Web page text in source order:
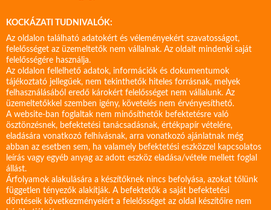
KOCKÁZATI TUDNIVALÓK:
Az oldalon található adatokért és véleményekért szavatosságot,
felelősséget az üzemeltetők nem vállalnak. Az oldalt mindenki saját
felelősségére használja.
Az oldalon fellelhető adatok, információk és dokumentumok
tájékoztató jellegűek, nem tekinthetők hiteles forrásnak, melyek
felhasználásából eredő károkért felelősséget nem vállalunk. Az
üzemeltetőkkel szemben igény, követelés nem érvényesíthető.
A website-ban foglaltak nem minősíthetők befektetésre való
ösztönzésnek, befektetési tanácsadásnak, értékpapír vételére,
eladására vonatkozó felhívásnak, arra vonatkozó ajánlatnak még
abban az esetben sem, ha valamely befektetési eszközzel kapcsolatos
leírás vagy egyéb anyag az adott eszköz eladása/vétele mellett foglal
állást.
Árfolyamok alakulására a készítőknek nincs befolyása, azokat tőlünk
független tényezők alakítják. A befektetők a saját befektetési
döntéseik következményeiért a felelősséget az oldal készítőire nem